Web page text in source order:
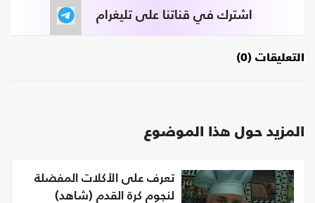
اشترك في قناتنا على تليغرام
التعليقات (0)
المزيد حول هذا الموضوع
تعرف على الأكلات المفضلة
لنجوم كرة القدم (شاهد)